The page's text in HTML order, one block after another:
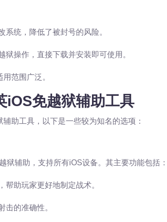
系统，降低了被封号的风险。
狱操作，直接下载并安装即可使用。
范围广泛。
iOS免越狱辅助工具
助工具，以下是一些较为知名的选项：
狱辅助，支持所有iOS设备。其主要功能包括：
帮助玩家更好地制定战术。
击的准确性。